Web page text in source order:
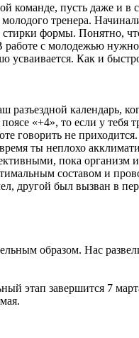
пусть даже и в
тренера.
формы. Понятно,
работе с молодежью
Как и
календарь,
«+4», то если у тебя
говорить не
ты неплохо
пока организм
составом и
другой был вызван в
образом. Нас
этап завершится 7